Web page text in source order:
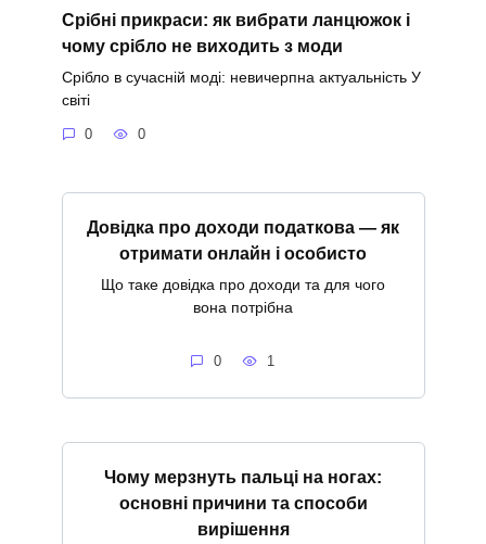
Срібні прикраси: як вибрати ланцюжок і
чому срібло не виходить з моди
Срібло в сучасній моді: невичерпна актуальність У
світі
0 0
Довідка про доходи податкова — як
отримати онлайн і особисто
Що таке довідка про доходи та для чого
вона потрібна
0 1
Чому мерзнуть пальці на ногах:
основні причини та способи
вирішення